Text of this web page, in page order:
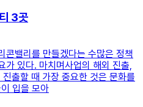
3곳
콘밸리를 만들겠다는 수많은 정책
가 있다. 마치며사업의 해외 진출,
출할 때 가장 중요한 것은 문화를
입을 모아